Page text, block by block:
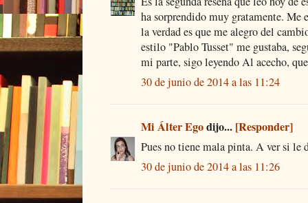
ha sorprendido muy gratamente. Me
la verdad es que me alegro del
estilo "Pablo Tusset" me gustaba,
mi parte, sigo leyendo Al acecho,
30 de junio de 2014 a las 11:24
Mi Álter Egodijo... [Responder]
Pues no tiene mala pinta. A ver si le
30 de junio de 2014 a las 11:26